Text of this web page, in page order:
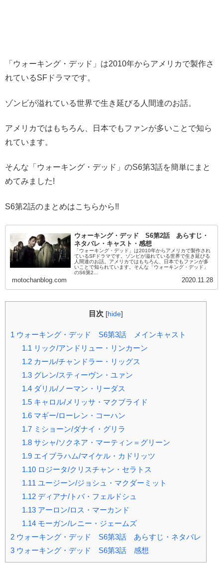
「ウォーキング・デッド」は2010年からアメリカで製作さ
れているSFドラマです。
ゾンビが溢れている世界で生き延びる人間達のお話。
アメリカではもちろん、日本でもファンが多いことで知ら
れています。
そんな「ウォーキング・デッド」のS6第3話を簡単にまと
めてみました!
S6第2話のまとめはこちらから!!
ウォーキング・デッド S6第2話 あらすじ・
ネタバレ・キャスト・感想
「ウォーキング・デッド」は2010年からアメリカで製作され
ているSFドラマです。ゾンビが溢れている世界で生き延びる
人間達のお話。アメリカではもちろん、日本でもファンが多
いことで知られています。そんな「ウォーキング・デッド」
のS6第2...
motochanblog.com 2020.11.28
目次 [hide]
1 ウォーキング・デッド S6第3話 メインキャスト
1.1 リック/アンドリュー・リンカーン
1.2カール/チャンドラー・リッグス
1.3グレン/スティーヴン・ユァン
1.4ダリル/ノーマン・リーダス
1.5キャロル/メリッサ・マクブライド
1.6マギー/ローレン・コーハン
1.7ミショーン/ダナイ・グリラ
1.8サシャ/ソクネア・マーティン＝グリーン
1.9エイブラハム/マイケル・カドリッツ
1.10ロジータ/クリスチャン・セラトス
1.11 ユージーン/ジョシュ・マクダーミット
1.12ディアナ/トバ・フェルドシュ
1.13アーロン/ロス・マーカンド
1.14モーガン/レニー・ジェームズ
2 ウォーキング・デッド S6第3話 あらすじ・ネタバレ
3 ウォーキング・デッド S6第3話 感想